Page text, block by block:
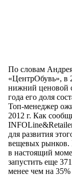
По словам
«ЦентрОбувь», в
нижний ценовой
года его доля
Топ-менеджер
2012 г. Как
для развития
вещевых рынков.
в настоящий
запустить еще
менее чем на 35%